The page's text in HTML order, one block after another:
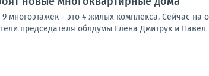
многоэтажек - это 4 жилых комплекса. Сейчас на
председателя облдумы Елена Дмитрук и Павел